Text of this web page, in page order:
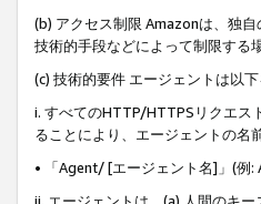
(b) アクセス制限 Amazonは、独
技術的手段などによって制限する
(c) 技術的要件 エージェントは以下
i. すべてのHTTP/HTTPSリクエス
ることにより、エージェントの名
• 「Agent/ [エージェント名]」(例
ii. エージェントは、(a) 人間のキ